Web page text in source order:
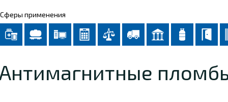
Сферы применения